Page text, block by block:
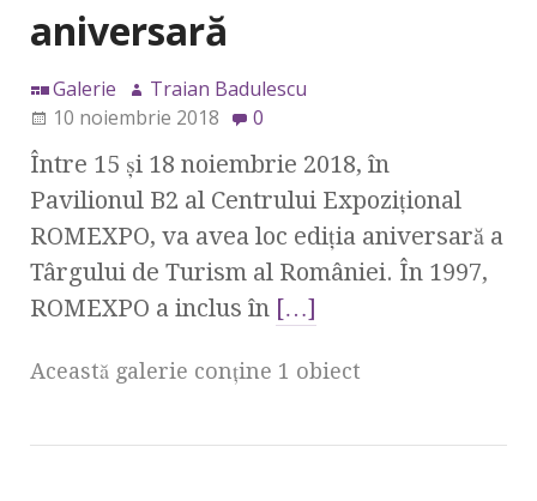
aniversară
Galerie
Traian Badulescu
10 noiembrie 2018
0
Între 15 şi 18 noiembrie 2018, în
Pavilionul B2 al Centrului Expoziţional
ROMEXPO, va avea loc ediţia aniversară a
Târgului de Turism al României. În 1997,
ROMEXPO a inclus în […]
Această galerie conţine 1 obiect